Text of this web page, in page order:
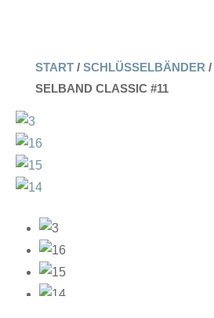
START / SCHLÜSSELBÄNDER /
SELBAND CLASSIC #11